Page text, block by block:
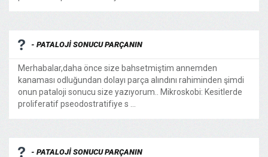
- PATALOJİ SONUCU PARÇANIN
Merhabalar,daha önce size bahsetmiştim annemden
kanaması odluğundan dolayı parça alındını rahiminden şimdi
onun pataloji sonucu size yazıyorum.. Mikroskobi: Kesitlerde
proliferatif pseodostratifiye s ...
- PATALOJİ SONUCU PARÇANIN